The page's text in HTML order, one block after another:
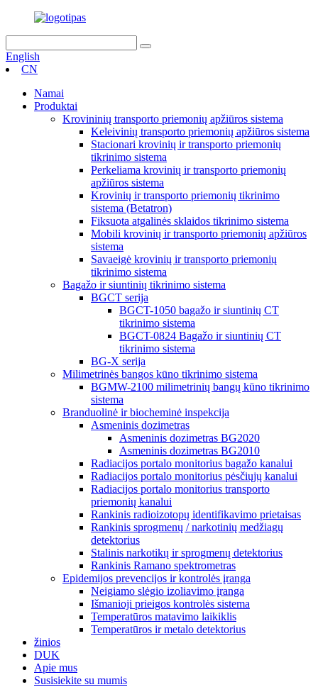
English
CN
Namai
Produktai
Krovininių transporto priemonių apžiūros sistema
Keleivinių transporto priemonių apžiūros sistema
Stacionari krovinių ir transporto priemonių
tikrinimo sistema
Perkeliama krovinių ir transporto priemonių
apžiūros sistema
Krovinių ir transporto priemonių tikrinimo
sistema (Betatron)
Fiksuota atgalinės sklaidos tikrinimo sistema
Mobili krovinių ir transporto priemonių apžiūros
sistema
Savaeigė krovinių ir transporto priemonių
tikrinimo sistema
Bagažo ir siuntinių tikrinimo sistema
BGCT serija
BGCT-1050 bagažo ir siuntinių CT
tikrinimo sistema
BGCT-0824 Bagažo ir siuntinių CT
tikrinimo sistema
BG-X serija
Milimetrinės bangos kūno tikrinimo sistema
BGMW-2100 milimetrinių bangų kūno tikrinimo
sistema
Branduolinė ir biocheminė inspekcija
Asmeninis dozimetras
Asmeninis dozimetras BG2020
Asmeninis dozimetras BG2010
Radiacijos portalo monitorius bagažo kanalui
Radiacijos portalo monitorius pėsčiųjų kanalui
Radiacijos portalo monitorius transporto
priemonių kanalui
Rankinis radioizotopų identifikavimo prietaisas
Rankinis sprogmenų / narkotinių medžiagų
detektorius
Stalinis narkotikų ir sprogmenų detektorius
Rankinis Ramano spektrometras
Epidemijos prevencijos ir kontrolės įranga
Neigiamo slėgio izoliavimo įranga
Išmanioji prieigos kontrolės sistema
Temperatūros matavimo laikiklis
Temperatūros ir metalo detektorius
žinios
DUK
Apie mus
Susisiekite su mumis